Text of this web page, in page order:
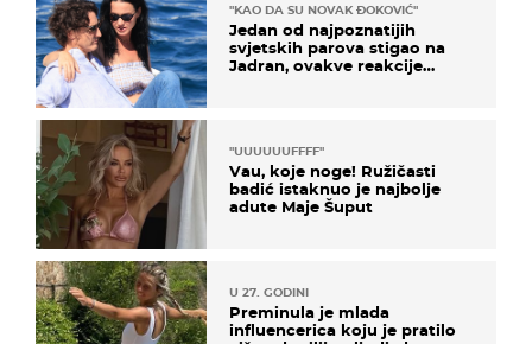
"KAO DA SU NOVAK ĐOKOVIĆ"
Jedan od najpoznatijih
svjetskih parova stigao na
Jadran, ovakve reakcije
"UUUUUUFFFF"
Vau, koje noge! Ružičasti
badić istaknuo je najbolje
adute Maje Šuput
U 27. GODINI
Preminula je mlada
influencerica koju je pratilo